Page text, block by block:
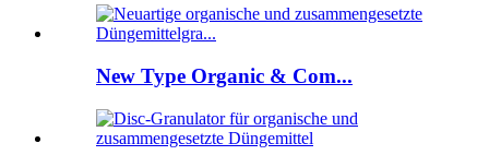
New Type Organic & Com...